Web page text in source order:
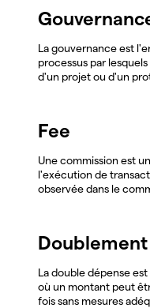
La gouvernance est
processus par
d'un projet ou d'un
Fee
Une commission est
l'exécution de
observée dans le
La double dépense
où un montant peut
fois sans mesures